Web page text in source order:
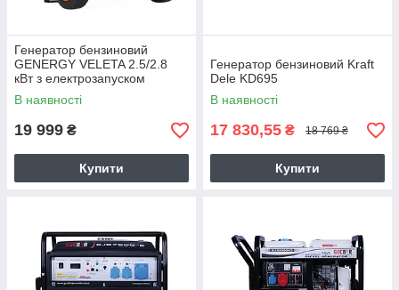
Генератор бензиновий
GENERGY VELETA 2.5/2.8
кВт з електрозапуском
В наявності
19 999 ₴
Купити
Генератор бензиновий Kraft
Dele KD695
В наявності
17 830,55 ₴ 18 769 ₴
Купити